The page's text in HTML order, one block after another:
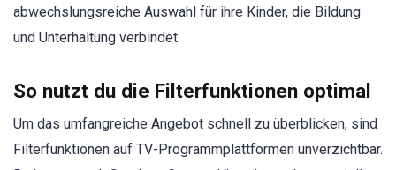
abwechslungsreiche Auswahl für ihre Kinder, die Bildung
und Unterhaltung verbindet.
So nutzt du die Filterfunktionen optimal
Um das umfangreiche Angebot schnell zu überblicken, sind
Filterfunktionen auf TV-Programmplattformen unverzichtbar.